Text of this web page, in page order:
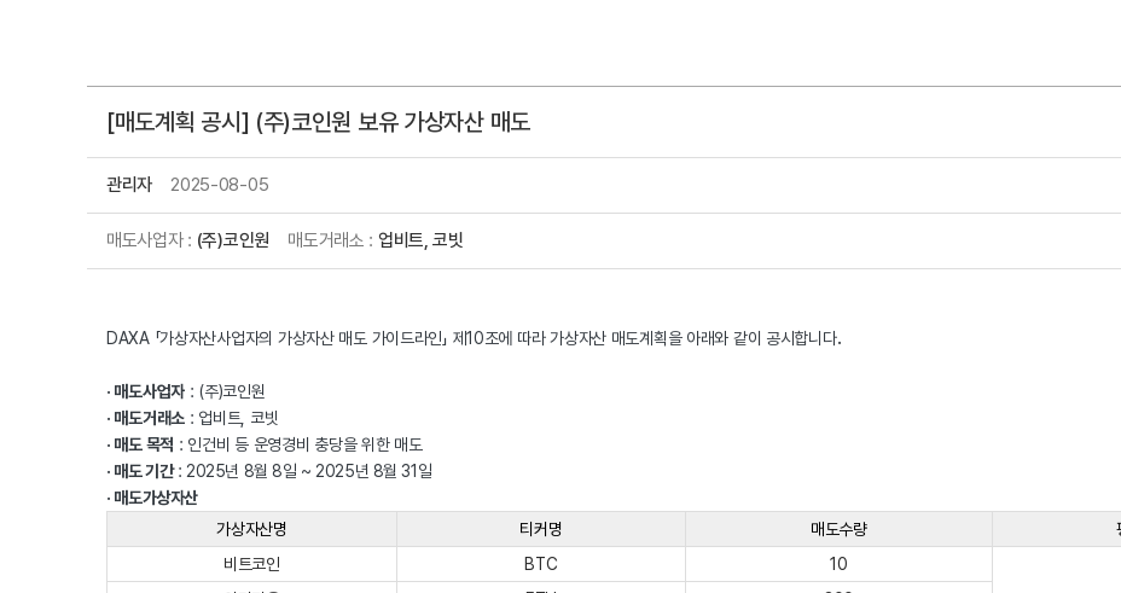
[매도계획 공시] (주)코인원 보유 가상자산 매도
관리자 2025-08-05
매도사업자 : (주)코인원 매도거래소 : 업비트, 코빗
DAXA 「가상자산사업자의 가상자산 매도 가이드라인」 제10조에 따라 가상자산 매도계획을 아래와 같이 공시합니다.
· 매도사업자 : (주)코인원
· 매도거래소 : 업비트, 코빗
· 매도 목적 : 인건비 등 운영경비 충당을 위한 매도
· 매도 기간: 2025년 8월 8일 ~ 2025년 8월 31일
· 매도가상자산
가상자산명
티커명 매도수량
비트코인
BTC 10